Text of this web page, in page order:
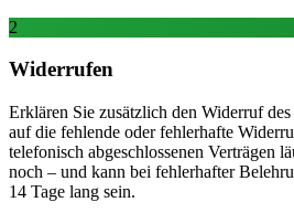
2
Widerrufen
Erklären Sie zusätzlich den Widerruf
auf die fehlende oder fehlerhafte
telefonisch abgeschlossenen Verträgen
noch – und kann bei fehlerhafter
14 Tage lang sein.